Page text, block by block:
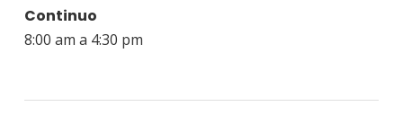
Continuo
8:00 am a 4:30 pm